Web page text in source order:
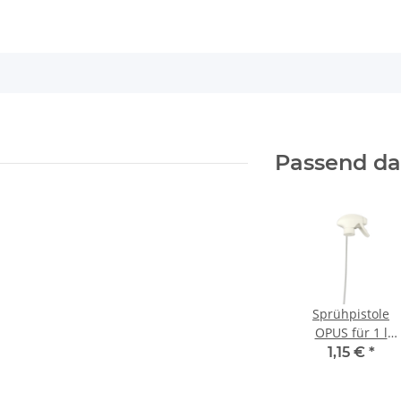
Passend
Sprühpistole
OPUS für 1 l
Rundflasche
1,15 € *